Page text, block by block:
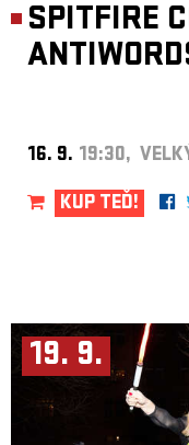
SPITFIRE
16. 9. 19:30,
KUP TEĎ!
19. 9.